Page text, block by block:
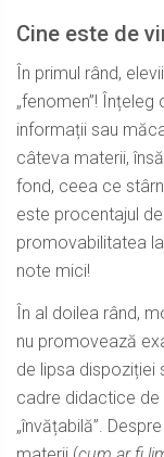
Cine este de
În primul rând,
„fenomen”!
informații sau
câteva materii,
fond, ceea ce
este procentajul de
promovabilitatea
note mici!
În al doilea rând,
nu promovează
de lipsa dispoziției
cadre didactice
„învățabilă”.